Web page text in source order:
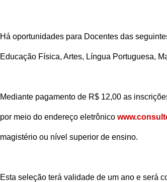
Há oportunidades para Docentes das
Educação Física, Artes, Língua Portuguesa,
Mediante pagamento de R$ 12,00 as
por meio do endereço eletrônico
magistério ou nível superior de ensino.
Esta seleção terá validade de um ano e será